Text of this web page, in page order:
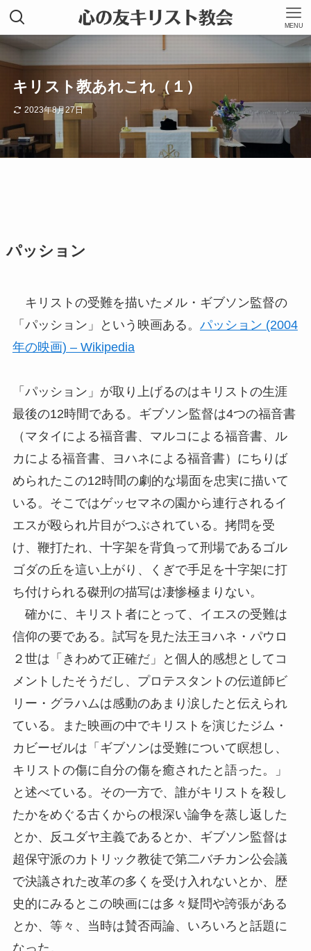
MENU
キリスト教あれこれ（１）
2023年8月27日
パッション
キリストの受難を描いたメル・ギブソン監督の
「パッション」という映画ある。 パッション (2004
年の映画) – Wikipedia
「パッション」が取り上げるのはキリストの生涯
最後の12時間である。ギブソン監督は4つの福音書
（マタイによる福音書、マルコによる福音書、ル
カによる福音書、ヨハネによる福音書）にちりば
められたこの12時間の劇的な場面を忠実に描いて
いる。そこではゲッセマネの園から連行されるイ
エスが殴られ片目がつぶされている。拷問を受
け、鞭打たれ、十字架を背負って刑場であるゴル
ゴダの丘を這い上がり、くぎで手足を十字架に打
ち付けられる磔刑の描写は凄惨極まりない。
確かに、キリスト者にとって、イエスの受難は
信仰の要である。試写を見た法王ヨハネ・パウロ
２世は「きわめて正確だ」と個人的感想としてコ
メントしたそうだし、プロテスタントの伝道師ビ
リー・グラハムは感動のあまり涙したと伝えられ
ている。また映画の中でキリストを演じたジム・
カビーゼルは「ギブソンは受難について瞑想し、
キリストの傷に自分の傷を癒されたと語った。」
と述べている。その一方で、誰がキリストを殺し
たかをめぐる古くからの根深い論争を蒸し返した
とか、反ユダヤ主義であるとか、ギブソン監督は
超保守派のカトリック教徒で第二バチカン公会議
で決議された改革の多くを受け入れないとか、歴
史的にみるとこの映画には多々疑問や誇張がある
とか、等々、当時は賛否両論、いろいろと話題に
なった。